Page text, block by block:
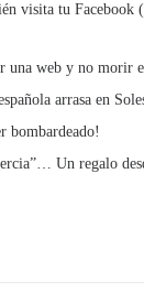
visita tu Facebook
una web y no morir
arrasa en
bombardeado!
Un regalo